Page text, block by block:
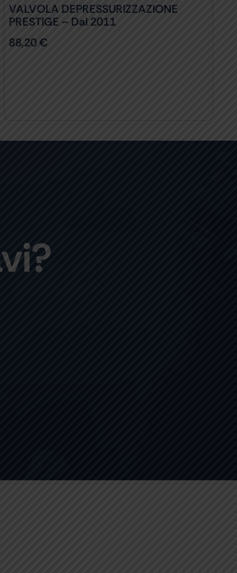
VALVOLA DEPRESSURIZZAZIONE
PRESTIGE – Dal 2011
88,20€